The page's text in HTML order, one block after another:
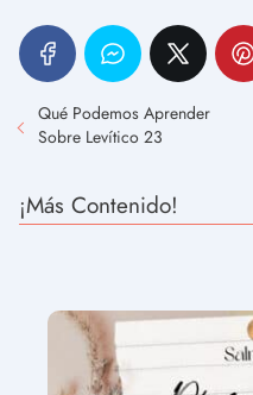
Qué Podemos Aprender
Sobre Levítico 23
¡Más Contenido!